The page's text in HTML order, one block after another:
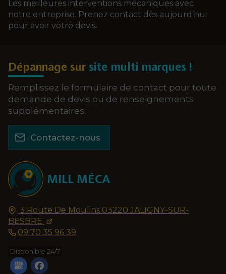
Les meilleures interventions mécaniques avec
notre entreprise. Prenez contact dès aujourd’hui
pour avoir votre devis.
MILL MÉCA
3 Route De Moulins 03220 JALIGNY-SUR-
BESBRE
09 70 35 96 39
Disponible 24/7
Dépannage sur site multi marques !
Remplissez le formulaire de contact pour toute
demande de devis ou de renseignements
supplémentaires.
Contactez-nous